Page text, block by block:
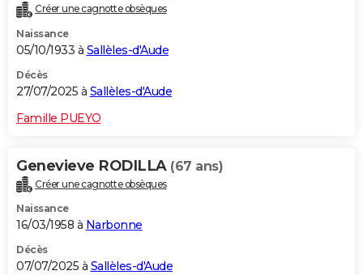
Créer une cagnotte obsèques
Naissance
05/10/1933 à Sallèles-d'Aude
Décès
27/07/2025 à Sallèles-d'Aude
Famille PUEYO
Genevieve RODILLA (67 ans)
Créer une cagnotte obsèques
Naissance
16/03/1958 à Narbonne
Décès
07/07/2025 à Sallèles-d'Aude